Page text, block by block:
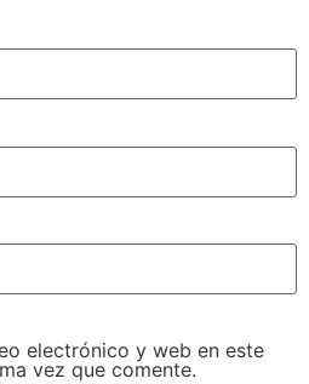
electrónico y web en este
vez que comente.